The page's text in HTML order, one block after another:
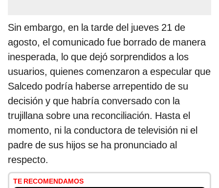
Sin embargo, en la tarde del jueves 21 de
agosto, el comunicado fue borrado de manera
inesperada, lo que dejó sorprendidos a los
usuarios, quienes comenzaron a especular que
Salcedo podría haberse arrepentido de su
decisión y que habría conversado con la
trujillana sobre una reconciliación. Hasta el
momento, ni la conductora de televisión ni el
padre de sus hijos se ha pronunciado al
respecto.
TE RECOMENDAMOS